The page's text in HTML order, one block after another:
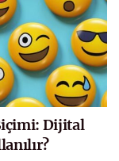
Dijital